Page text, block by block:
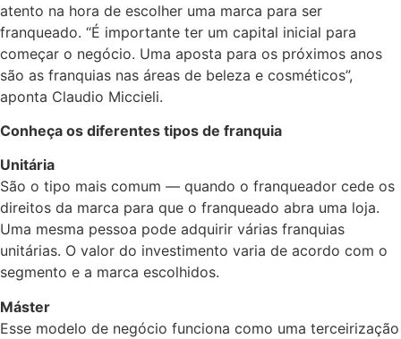
atento na hora de escolher uma marca para ser
franqueado. “É importante ter um capital inicial para
começar o negócio. Uma aposta para os próximos anos
são as franquias nas áreas de beleza e cosméticos”,
aponta Claudio Miccieli.
Conheça os diferentes tipos de franquia
Unitária
São o tipo mais comum — quando o franqueador cede os
direitos da marca para que o franqueado abra uma loja.
Uma mesma pessoa pode adquirir várias franquias
unitárias. O valor do investimento varia de acordo com o
segmento e a marca escolhidos.
Máster
Esse modelo de negócio funciona como uma terceirização